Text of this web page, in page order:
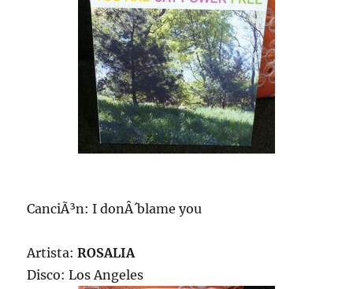
CanciÃ³n: I donÂ´blame you
Artista:ROSALIA
Disco: Los Angeles